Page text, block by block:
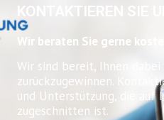
KONTAKTIEREN SIE
Wir beraten Sie gerne
Wir sind bereit, Ihnen
zurückzugewinnen.
und Unterstützung, die auf
zugeschnitten ist.